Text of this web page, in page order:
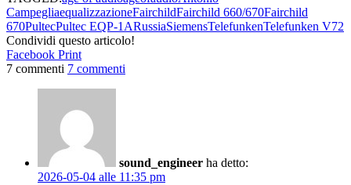
CampegliaequalizzazioneFairchildFairchild 660/670Fairchild
670PultecPultec EQP‑1ARussiaSiemensTelefunkenTelefunken V72
Condividi questo articolo!
Facebook Print
7 commenti 7 commenti
sound_engineer ha detto:
2026-05-04 alle 11:35 pm